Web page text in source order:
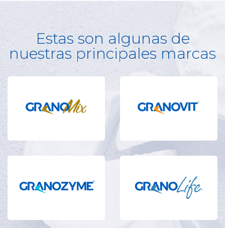
Estas son algunas de
nuestras principales marcas
Mejoradores y Bases para el
Fortificación de Alimentos y
Balance perfecto en
Mezclas de nutrientes
enfocadas a la reducción de